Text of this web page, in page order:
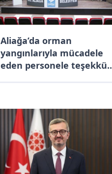
Aliağa’da orman
yangınlarıyla mücadele
eden personele teşekkür